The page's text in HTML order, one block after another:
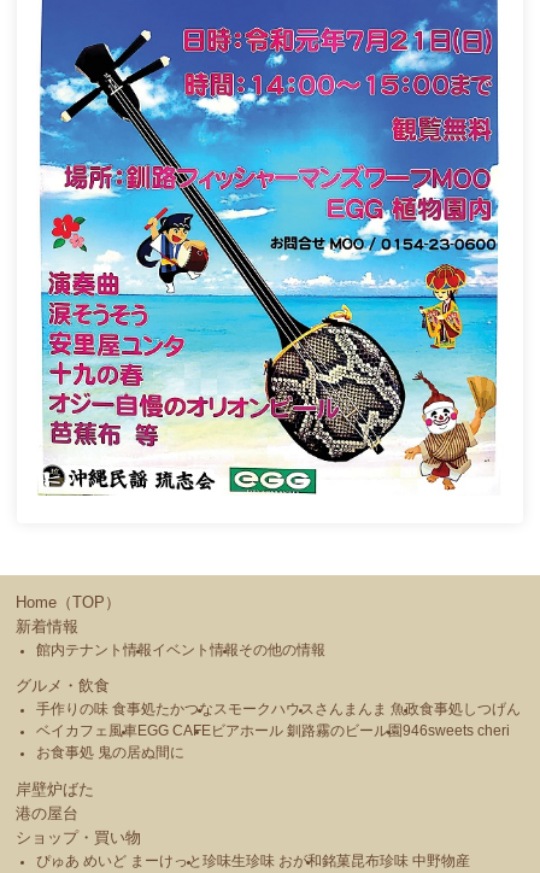
Home（TOP）
新着情報
館内テナント情報イベント情報その他の情報
グルメ・飲食
手作りの味 食事処たかつな スモークハウス さんまんま 魚政食事処しつげん
ベイカフェ風車EGG CAFE ビアホール 釧路霧のビール園946sweets cheri
お食事処 鬼の居ぬ間に
岸壁炉ばた
港の屋台
ショップ・買い物
ぴゅあ めいど まーけっと珍味生珍味 おが和銘菓昆布珍味 中野物産